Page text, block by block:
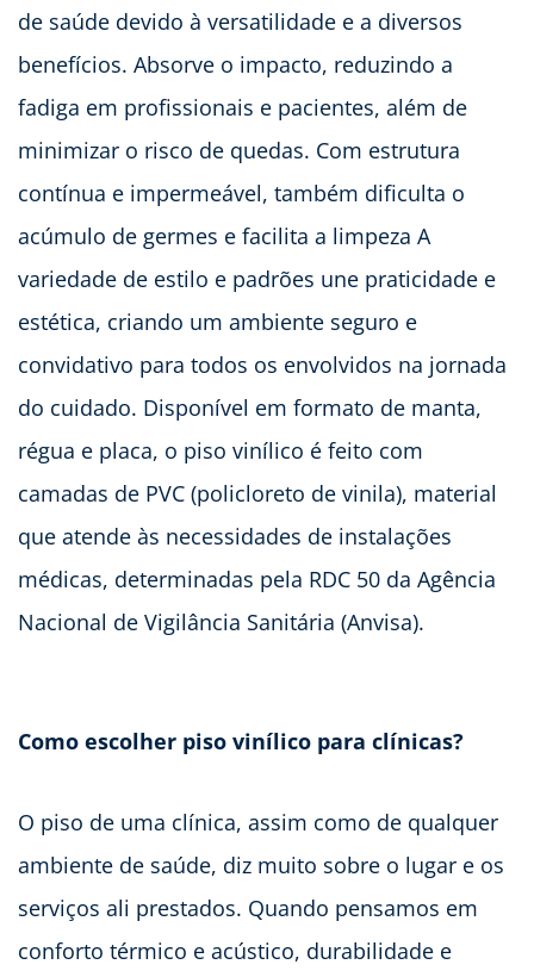
de saúde devido à versatilidade e a diversos
benefícios. Absorve o impacto, reduzindo a
fadiga em profissionais e pacientes, além de
minimizar o risco de quedas. Com estrutura
contínua e impermeável, também dificulta o
acúmulo de germes e facilita a limpeza A
variedade de estilo e padrões une praticidade e
estética, criando um ambiente seguro e
convidativo para todos os envolvidos na jornada
do cuidado. Disponível em formato de manta,
régua e placa, o piso vinílico é feito com
camadas de PVC (policloreto de vinila), material
que atende às necessidades de instalações
médicas, determinadas pela RDC 50 da Agência
Nacional de Vigilância Sanitária (Anvisa).
Como escolher piso vinílico para clínicas?
O piso de uma clínica, assim como de qualquer
ambiente de saúde, diz muito sobre o lugar e os
serviços ali prestados. Quando pensamos em
conforto térmico e acústico, durabilidade e